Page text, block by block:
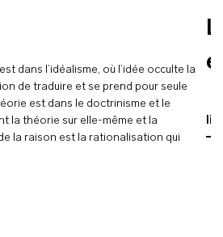
dans l’idéalisme, où l’idée occulte la
de traduire et se prend pour seule
est dans le doctrinisme et le
la théorie sur elle-même et la
la raison est la rationalisation qui